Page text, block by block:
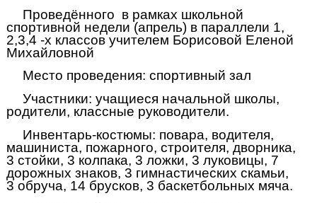
Проведённого в рамках школьной
спортивной недели (апрель) в параллели 1,
2,3,4 -х классов учителем Борисовой Еленой
Михайловной
Место проведения: спортивный зал
Участники: учащиеся начальной школы,
родители, классные руководители.
Инвентарь-костюмы: повара, водителя,
машиниста, пожарного, строителя, дворника,
3 стойки, 3 колпака, 3 ложки, 3 луковицы, 7
дорожных знаков, 3 гимнастических скамьи,
3 обруча, 14 брусков, 3 баскетбольных мяча.